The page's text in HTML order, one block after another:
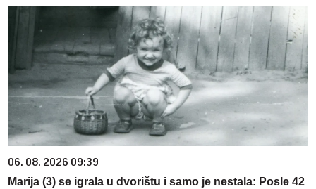
06. 08. 2026 09:39
Marija (3) se igrala u dvorištu i samo je nestala: Posle 42